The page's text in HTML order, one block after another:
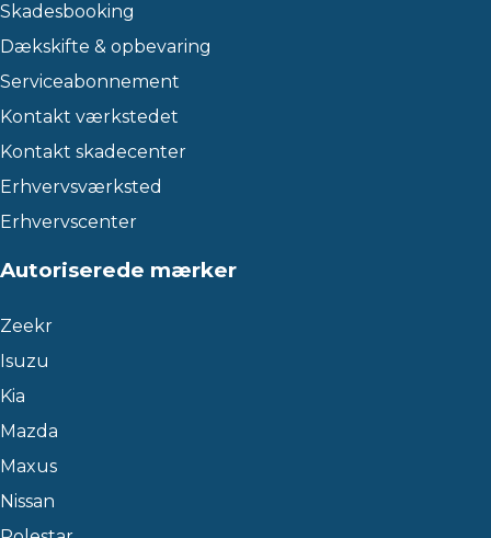
Skadesbooking
Dækskifte & opbevaring
Serviceabonnement
Kontakt værkstedet
Kontakt skadecenter
Erhvervsværksted
Erhvervscenter
Autoriserede mærker
Zeekr
Isuzu
Kia
Mazda
Maxus
Nissan